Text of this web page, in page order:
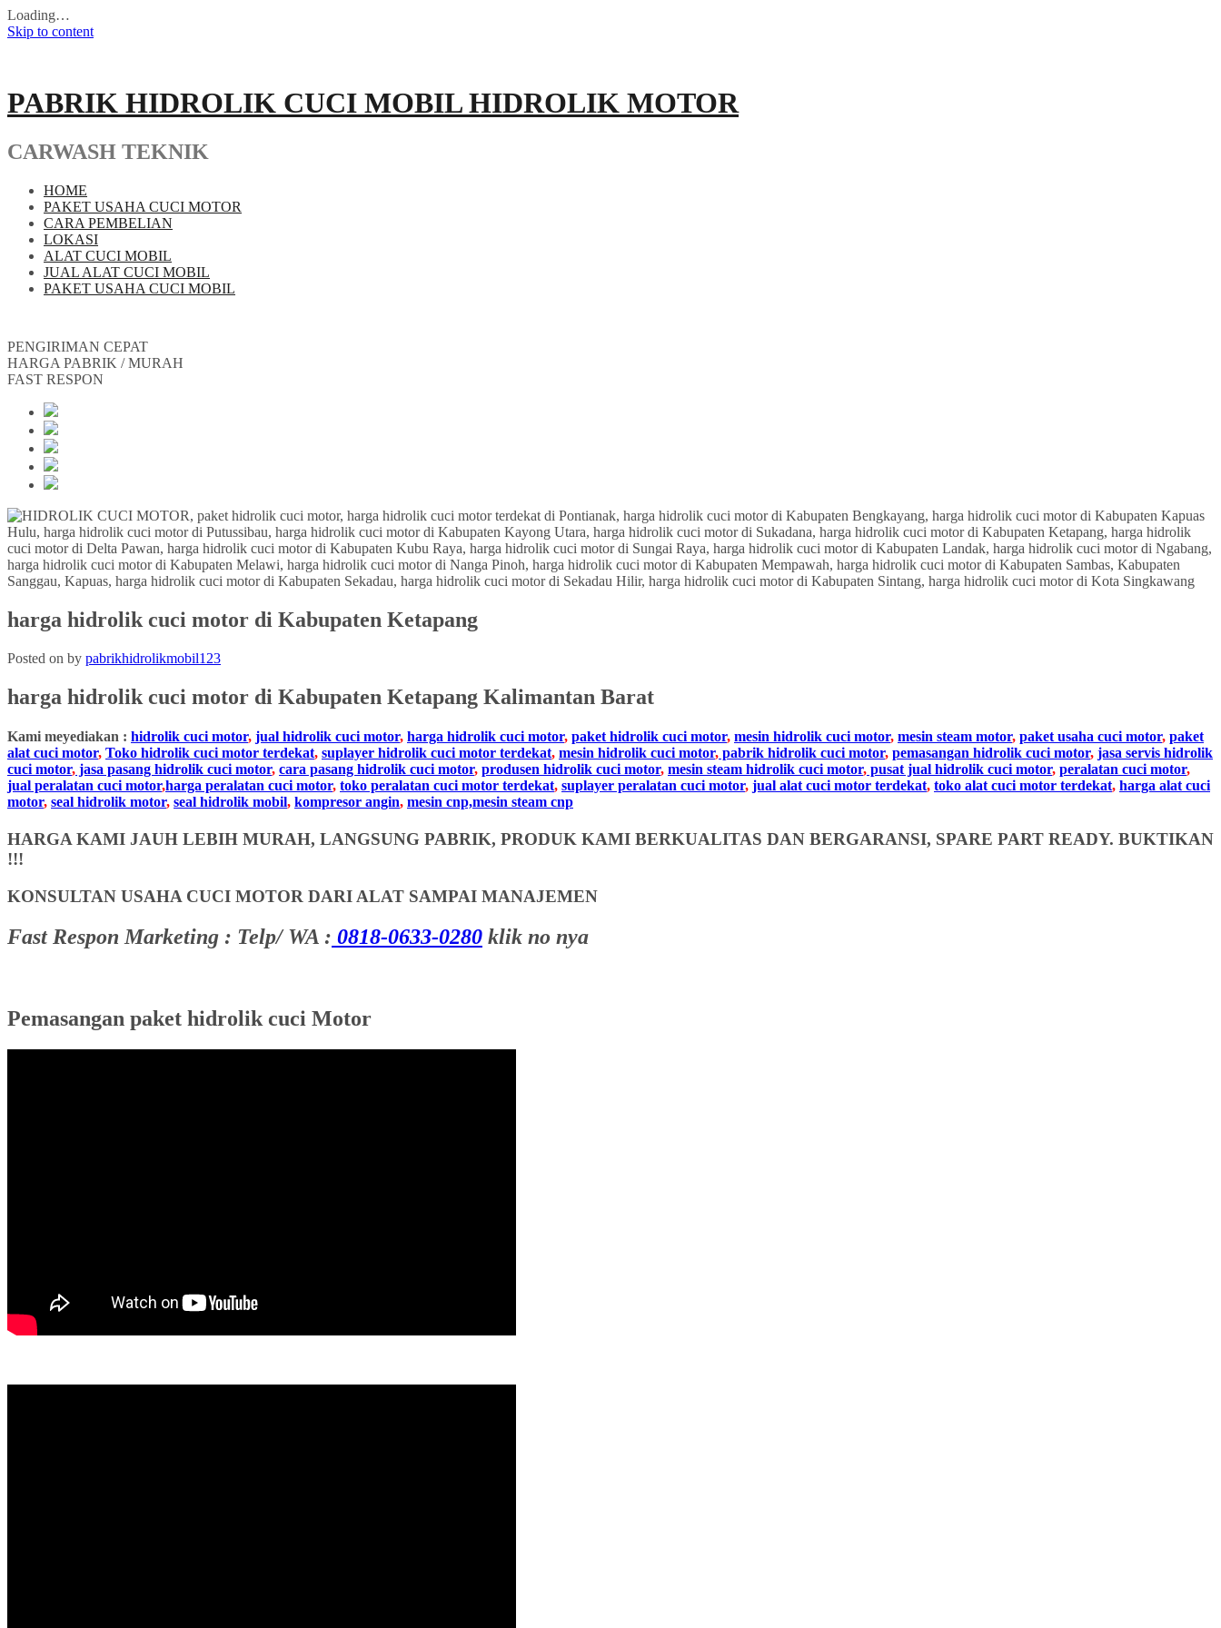
Loading…
Skip to content
PABRIK HIDROLIK CUCI MOBIL HIDROLIK MOTOR
CARWASH TEKNIK
HOME
PAKET USAHA CUCI MOTOR
CARA PEMBELIAN
LOKASI
ALAT CUCI MOBIL
JUAL ALAT CUCI MOBIL
PAKET USAHA CUCI MOBIL
PENGIRIMAN CEPAT
HARGA PABRIK / MURAH
FAST RESPON
harga hidrolik cuci motor di Kabupaten Ketapang
Posted on by pabrikhidrolikmobil123
harga hidrolik cuci motor di Kabupaten Ketapang Kalimantan Barat
Kami meyediakan : hidrolik cuci motor, jual hidrolik cuci motor, harga hidrolik cuci motor, paket hidrolik cuci motor, mesin hidrolik cuci motor, mesin steam motor, paket usaha cuci motor, paket
alat cuci motor, Toko hidrolik cuci motor terdekat, suplayer hidrolik cuci motor terdekat, mesin hidrolik cuci motor, pabrik hidrolik cuci motor, pemasangan hidrolik cuci motor, jasa servis hidrolik
cuci motor, jasa pasang hidrolik cuci motor, cara pasang hidrolik cuci motor, produsen hidrolik cuci motor, mesin steam hidrolik cuci motor, pusat jual hidrolik cuci motor, peralatan cuci motor,
jual peralatan cuci motor,harga peralatan cuci motor, toko peralatan cuci motor terdekat, suplayer peralatan cuci motor, jual alat cuci motor terdekat, toko alat cuci motor terdekat, harga alat cuci
motor, seal hidrolik motor, seal hidrolik mobil, kompresor angin, mesin cnp,mesin steam cnp
HARGA KAMI JAUH LEBIH MURAH, LANGSUNG PABRIK, PRODUK KAMI BERKUALITAS DAN BERGARANSI, SPARE PART READY. BUKTIKAN
!!!
KONSULTAN USAHA CUCI MOTOR DARI ALAT SAMPAI MANAJEMEN
Fast Respon Marketing : Telp/ WA : 0818-0633-0280 klik no nya
Pemasangan paket hidrolik cuci Motor